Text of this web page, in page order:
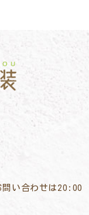
い合わせは20:00